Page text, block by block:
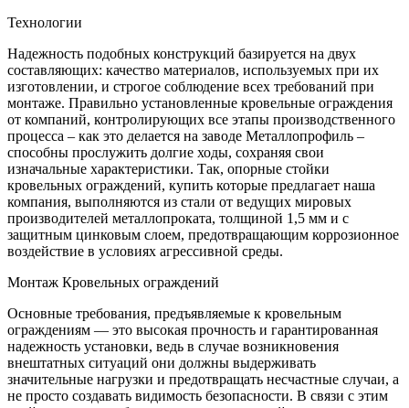
Технологии
Надежность подобных конструкций базируется на двух
составляющих: качество материалов, используемых при их
изготовлении, и строгое соблюдение всех требований при
монтаже. Правильно установленные кровельные ограждения
от компаний, контролирующих все этапы производственного
процесса – как это делается на заводе Металлопрофиль –
способны прослужить долгие ходы, сохраняя свои
изначальные характеристики. Так, опорные стойки
кровельных ограждений, купить которые предлагает наша
компания, выполняются из стали от ведущих мировых
производителей металлопроката, толщиной 1,5 мм и с
защитным цинковым слоем, предотвращающим коррозионное
воздействие в условиях агрессивной среды.
Монтаж Кровельных ограждений
Основные требования, предъявляемые к кровельным
ограждениям — это высокая прочность и гарантированная
надежность установки, ведь в случае возникновения
внештатных ситуаций они должны выдерживать
значительные нагрузки и предотвращать несчастные случаи, а
не просто создавать видимость безопасности. В связи с этим